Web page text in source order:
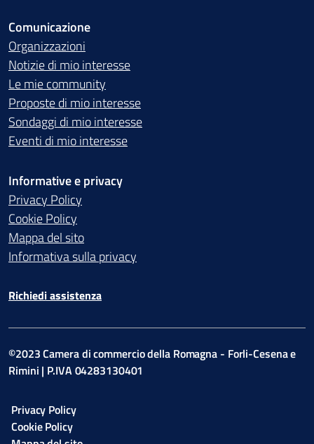
Comunicazione
Organizzazioni
Notizie di mio interesse
Le mie community
Proposte di mio interesse
Sondaggi di mio interesse
Eventi di mio interesse
Informative e privacy
Privacy Policy
Cookie Policy
Mappa del sito
Informativa sulla privacy
Richiedi assistenza
©2023 Camera di commercio della Romagna - Forli-Cesena e
Rimini | P.IVA 04283130401
Privacy Policy
Cookie Policy